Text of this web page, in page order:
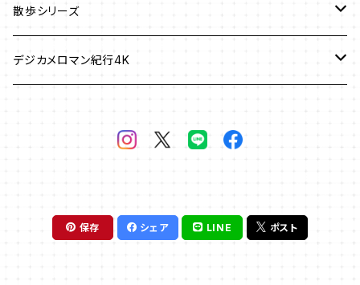
色鉛筆スケッチ風
油絵風
東京青梅昭島立川散歩編
水彩画風
東京国立八王子散歩
東京国立国分寺散歩編
色鉛筆スケッチ風
6月東京日野市豊田散歩編
散歩シリーズ
東京国立府中散歩編
デジカメロマン紀行4K
保存 シェア LINE ポスト